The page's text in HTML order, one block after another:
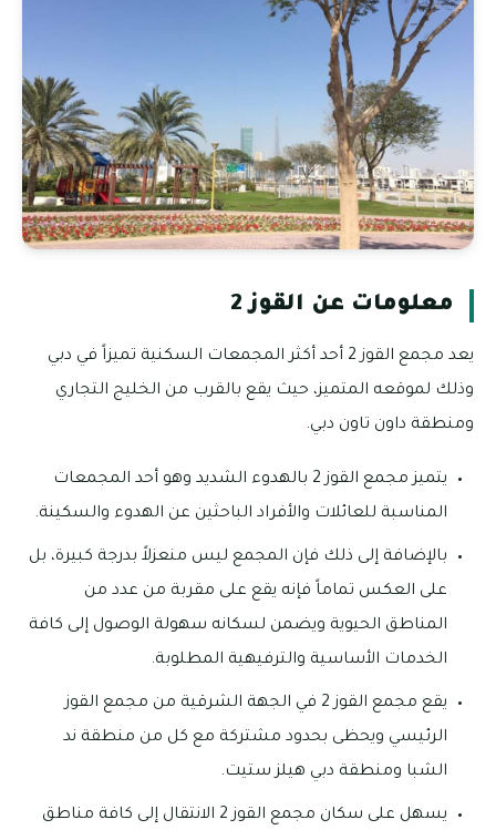
معلومات عن القوز 2
يعد مجمع القوز 2 أحد أكثر المجمعات السكنية تميزاً في دبي
وذلك لموقعه المتميز، حيث يقع بالقرب من الخليج التجاري
ومنطقة داون تاون دبي.
يتميز مجمع القوز 2 بالهدوء الشديد وهو أحد المجمعات
المناسبة للعائلات والأفراد الباحثين عن الهدوء والسكينة.
بالإضافة إلى ذلك فإن المجمع ليس منعزلاً بدرجة كبيرة، بل
على العكس تماماً فإنه يقع على مقربة من عدد من
المناطق الحيوية ويضمن لسكانه سهولة الوصول إلى كافة
الخدمات الأساسية والترفيهية المطلوبة.
يقع مجمع القوز 2 في الجهة الشرقية من مجمع القوز
الرئيسي ويحظى بحدود مشتركة مع كل من منطقة ند
الشبا ومنطقة دبي هيلز ستيت.
يسهل على سكان مجمع القوز 2 الانتقال إلى كافة مناطق